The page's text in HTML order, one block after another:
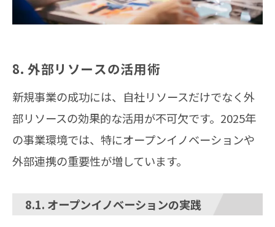
8. 外部リソースの活用術
新規事業の成功には、自社リソースだけでなく外
部リソースの効果的な活用が不可欠です。2025年
の事業環境では、特にオープンイノベーションや
外部連携の重要性が増しています。
8.1. オープンイノベーションの実践